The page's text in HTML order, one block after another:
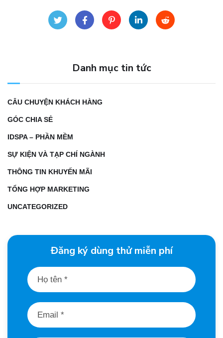
Danh mục tin tức
CÂU CHUYỆN KHÁCH HÀNG
GÓC CHIA SẺ
IDSPA – PHẦN MỀM
SỰ KIỆN VÀ TẠP CHÍ NGÀNH
THÔNG TIN KHUYẾN MÃI
TỔNG HỢP MARKETING
UNCATEGORIZED
Đăng ký dùng thử miễn phí